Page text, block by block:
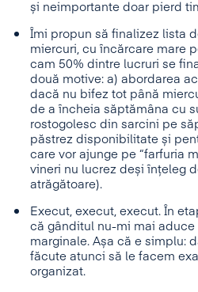
și neimportante doar pierd
Îmi propun să finalizez lista
miercuri, cu încărcare mare
cam 50% dintre lucruri se
două motive: a) abordarea
dacă nu bifez tot până
de a încheia săptămâna cu
rostogolesc din sarcini pe
păstrez disponibilitate și
care vor ajunge pe “farfuria
vineri nu lucrez deși înțeleg
atrăgătoare).
Execut, execut, execut. În
că gânditul nu-mi mai
marginale. Așa că e simplu:
făcute atunci să le facem
organizat.